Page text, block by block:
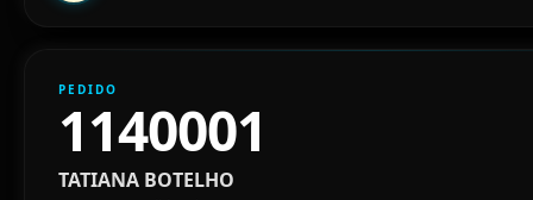
PEDIDO
1140001
TATIANA BOTELHO